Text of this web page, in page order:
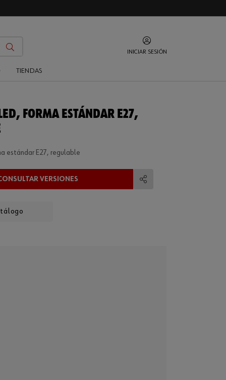
INICIAR SESIÓN
TIENDAS
FORMA ESTÁNDAR E27,
estándar E27, regulable
VERSIONES
Compartir